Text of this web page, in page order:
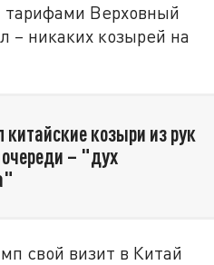
Верховный
– никаких козырей на
козыри из рук
– "дух
свой визит в Китай